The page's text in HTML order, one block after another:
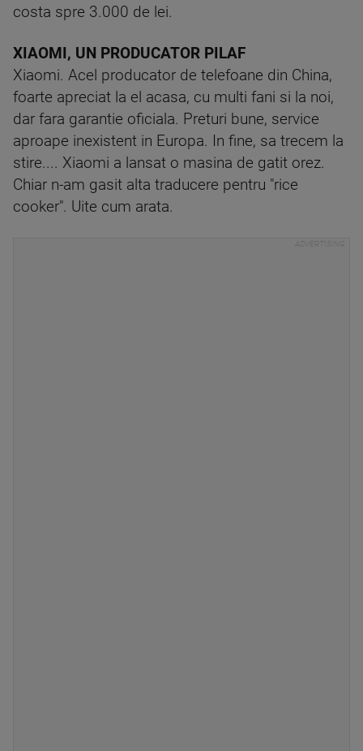
costa spre 3.000 de lei.
XIAOMI, UN PRODUCATOR PILAF
Xiaomi. Acel producator de telefoane din China,
foarte apreciat la el acasa, cu multi fani si la noi,
dar fara garantie oficiala. Preturi bune, service
aproape inexistent in Europa. In fine, sa trecem la
stire.... Xiaomi a lansat o masina de gatit orez.
Chiar n-am gasit alta traducere pentru "rice
cooker". Uite cum arata.